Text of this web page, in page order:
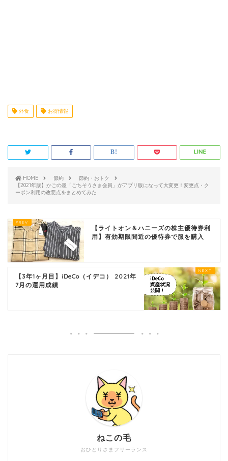
外食 お得情報
HOME 節約
節約・おトク
【2021年版】かごの屋「ごちそうさま会員」がアプリ版になって大変更！変更点・ク
ーポン利用の改悪点をまとめてみた
【ライトオン＆ハニーズの株主優待券利
用】有効期限間近の優待券で服を購入
【3年1ヶ月目】iDeCo（イデコ） 2021年
7月の運用成績
おひとりさまフリーランス
ねこの毛